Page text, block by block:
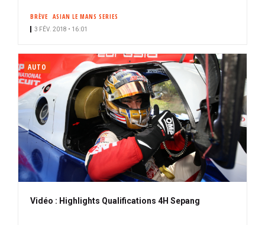
BRÈVE ASIAN LE MANS SERIES
3 FÉV. 2018 • 16:01
AUTO
Vidéo : Highlights Qualifications 4H Sepang